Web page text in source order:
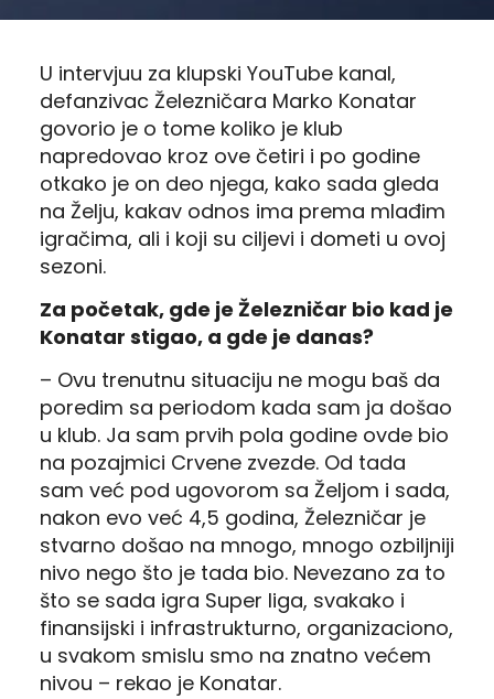
U intervjuu za klupski YouTube kanal,
defanzivac Železničara Marko Konatar
govorio je o tome koliko je klub
napredovao kroz ove četiri i po godine
otkako je on deo njega, kako sada gleda
na Želju, kakav odnos ima prema mlađim
igračima, ali i koji su ciljevi i dometi u ovoj
sezoni.
Za početak, gde je Železničar bio kad je
Konatar stigao, a gde je danas?
– Ovu trenutnu situaciju ne mogu baš da
poredim sa periodom kada sam ja došao
u klub. Ja sam prvih pola godine ovde bio
na pozajmici Crvene zvezde. Od tada
sam već pod ugovorom sa Željom i sada,
nakon evo već 4,5 godina, Železničar je
stvarno došao na mnogo, mnogo ozbiljniji
nivo nego što je tada bio. Nevezano za to
što se sada igra Super liga, svakako i
finansijski i infrastrukturno, organizaciono,
u svakom smislu smo na znatno većem
nivou – rekao je Konatar.